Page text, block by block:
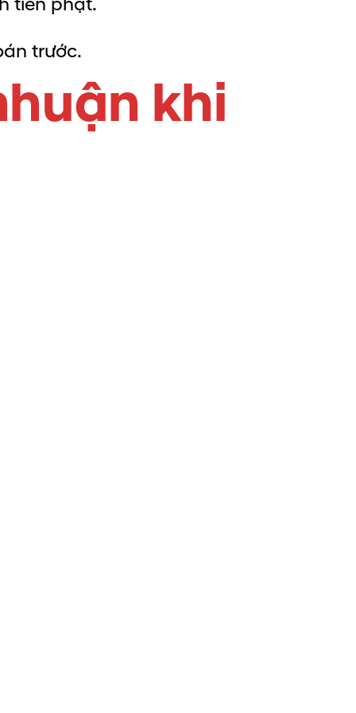
tiền phạt.
trước.
khi